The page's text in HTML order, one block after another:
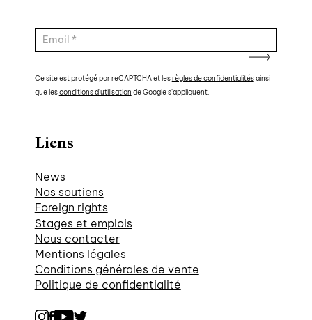
Ce site est protégé par reCAPTCHA et lesrègles de confidentialitésainsi
que lesconditions d'utilisation de Google s'appliquent.
Liens
News
Nos soutiens
Foreign rights
Stages et emplois
Nous contacter
Mentions légales
Conditions générales de vente
Politique de confidentialité